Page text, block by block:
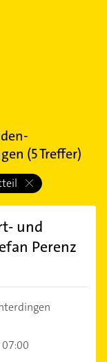
(5Treffer)
und
Perenz